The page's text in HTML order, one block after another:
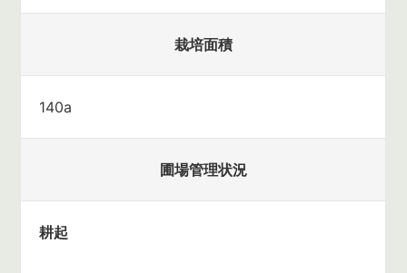
栽培面積
140a
圃場管理状況
耕起